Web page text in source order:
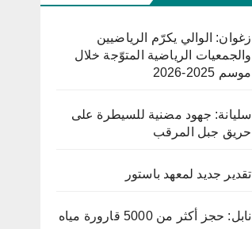
زغوان: الوالي يكرّم الرياضيين
والجمعيات الرياضية المتوّجة خلال
موسم 2025-2026
سليانة: جهود مضنية للسيطرة على
حريق جبل المرقب
تقدير جديد لمعهد باستور
نابل: حجز أكثر من 5000 قارورة مياه